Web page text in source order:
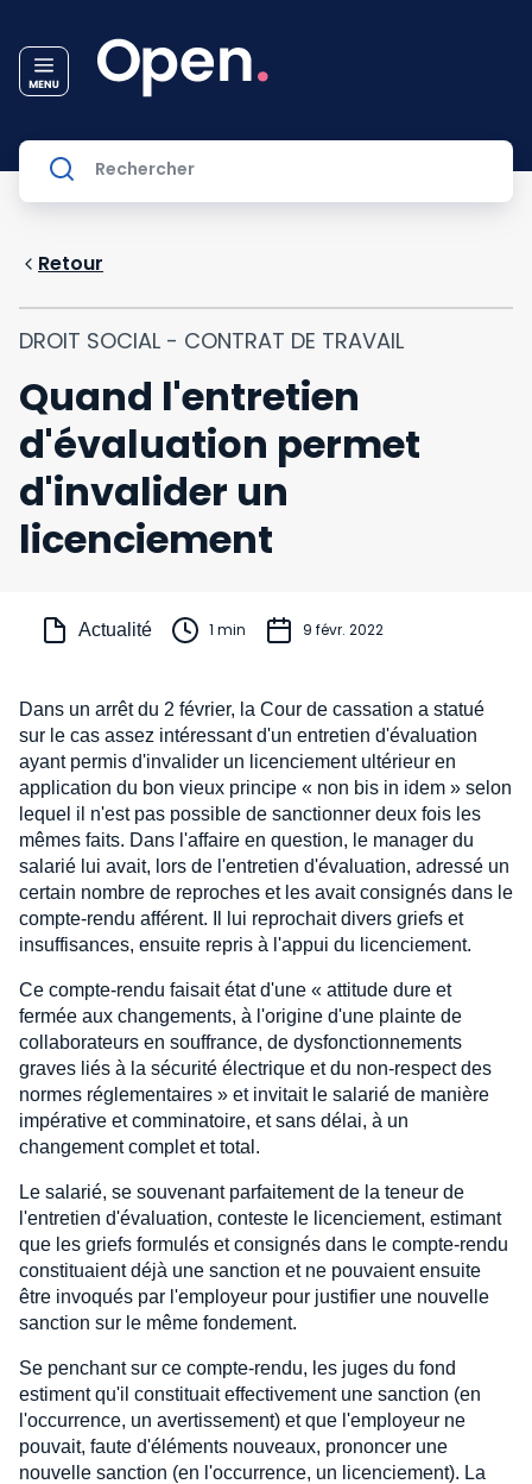
Retour
DROIT SOCIAL - CONTRAT DE TRAVAIL
Quand l'entretien
d'évaluation permet
d'invalider un
licenciement
Actualité 1 min 9 févr. 2022
Dans un arrêt du 2 février, la Cour de cassation a statué
sur le cas assez intéressant d'un entretien d'évaluation
ayant permis d'invalider un licenciement ultérieur en
application du bon vieux principe « non bis in idem » selon
lequel il n'est pas possible de sanctionner deux fois les
mêmes faits. Dans l'affaire en question, le manager du
salarié lui avait, lors de l'entretien d'évaluation, adressé un
certain nombre de reproches et les avait consignés dans le
compte-rendu afférent. Il lui reprochait divers griefs et
insuffisances, ensuite repris à l'appui du licenciement.
Ce compte-rendu faisait état d'une « attitude dure et
fermée aux changements, à l'origine d'une plainte de
collaborateurs en souffrance, de dysfonctionnements
graves liés à la sécurité électrique et du non-respect des
normes réglementaires » et invitait le salarié de manière
impérative et comminatoire, et sans délai, à un
changement complet et total.
Le salarié, se souvenant parfaitement de la teneur de
l'entretien d'évaluation, conteste le licenciement, estimant
que les griefs formulés et consignés dans le compte-rendu
constituaient déjà une sanction et ne pouvaient ensuite
être invoqués par l'employeur pour justifier une nouvelle
sanction sur le même fondement.
Se penchant sur ce compte-rendu, les juges du fond
estiment qu'il constituait effectivement une sanction (en
l'occurrence, un avertissement) et que l'employeur ne
pouvait, faute d'éléments nouveaux, prononcer une
nouvelle sanction (en l'occurrence, un licenciement). La